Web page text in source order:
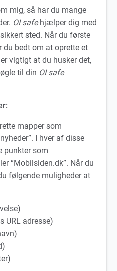
mig, så har du mange
OI safehjælper dig med
sted. Når du første
du bedt om at oprette et
vigtigt at du husker det,
til din OI safe
mapper som
I hver af disse
punkter som
“Mobilsiden.dk”. Når du
følgende muligheder at
URL adresse)